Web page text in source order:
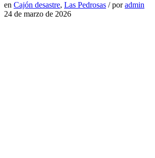
en Cajón desastre, Las Pedrosas / poradmin
24 de marzo de 2026